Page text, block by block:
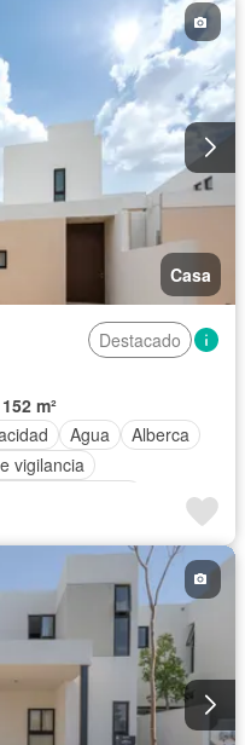
Casa
Destacado
152 m²
Agua
Alberca
vigilancia
Televisión por cable
Zonas verdes